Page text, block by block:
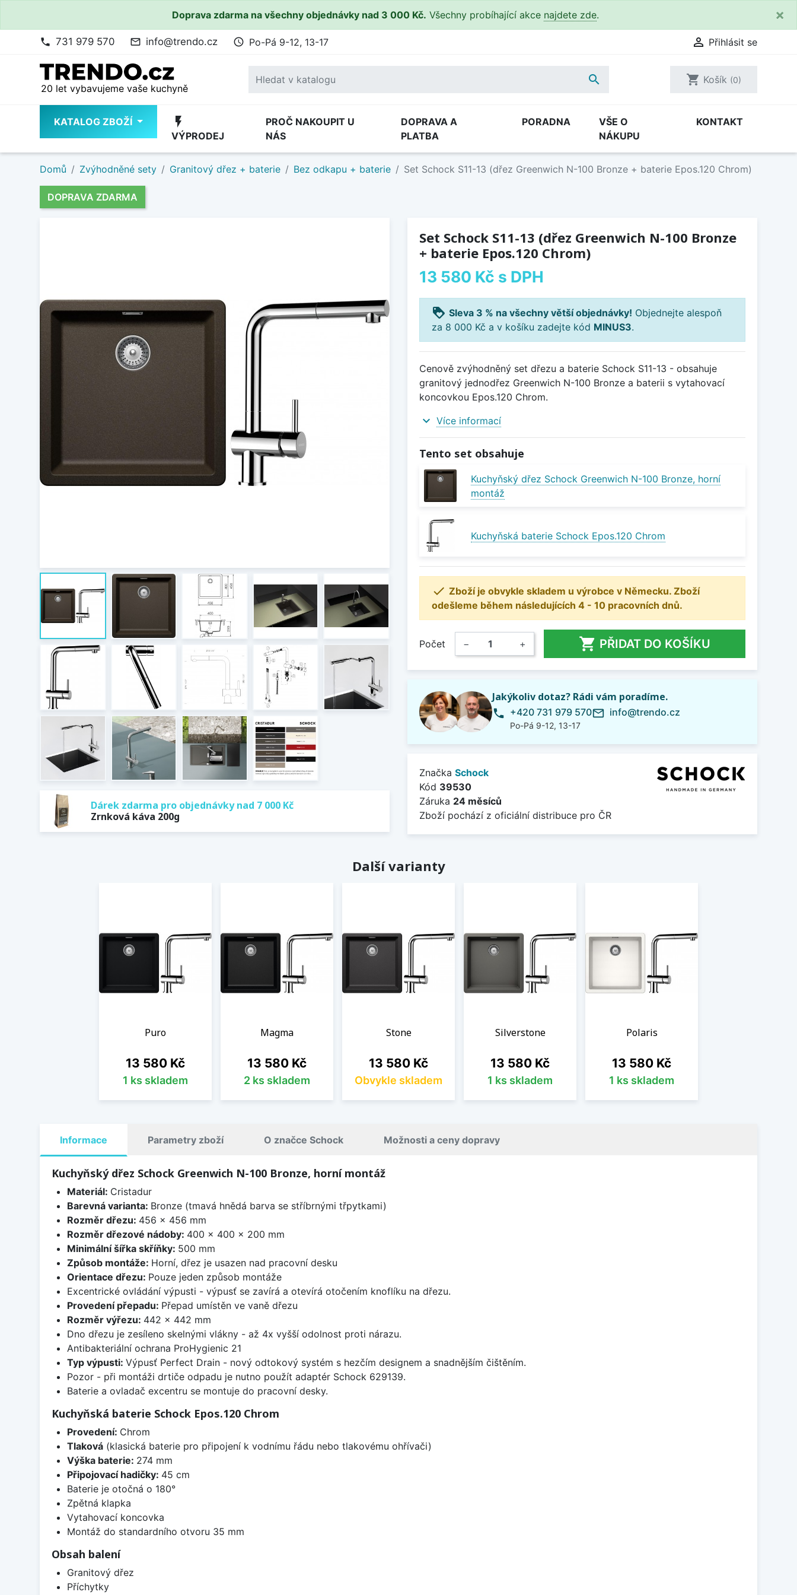
Doprava zdarma na všechny objednávky nad 3 000 Kč. Všechny probíhající akce najdete zde. ×
phone 731 979 570 mail_outline info@trendo.cz access_time Po-Pá 9-12, 13-17  Přihlásit se
20 let vybavujeme vaše kuchyně
 shopping_cart Košík (0)
KATALOG ZBOŽÍ flash_on
VÝPRODEJ
PROČ NAKOUPIT U
NÁS
DOPRAVA A
PLATBA
PORADNA
VŠE O
NÁKUPU
KONTAKT
Domů Zvýhodněné sety Granitový dřez + baterie Bez odkapu + baterie Set Schock S11-13 (dřez Greenwich N-100 Bronze + baterie Epos.120 Chrom)
DOPRAVA ZDARMA
Dárek zdarma pro objednávky nad 7 000 Kč
Zrnková káva 200g
Set Schock S11-13 (dřez Greenwich N-100 Bronze
+ baterie Epos.120 Chrom)
13 580 Kč s DPH
loyalty Sleva 3 % na všechny větší objednávky! Objednejte alespoň
za 8 000 Kč a v košíku zadejte kód MINUS3.
Cenově zvýhodněný set dřezu a baterie Schock S11-13 - obsahuje
granitový jednodřez Greenwich N-100 Bronze a baterii s vytahovací
koncovkou Epos.120 Chrom.
expand_more Více informací
Tento set obsahuje
Kuchyňský dřez Schock Greenwich N-100 Bronze, horní
montáž
Kuchyňská baterie Schock Epos.120 Chrom
 Zboží je obvykle skladem u výrobce v Německu. Zboží
odešleme během následujících 4 - 10 pracovních dnů.
Počet − +  PŘIDAT DO KOŠÍKU
Jakýkoliv dotaz? Rádi vám poradíme.
phone +420 731 979 570
Po-Pá 9-12, 13-17
mail_outline info@trendo.cz
Značka Schock
Kód 39530
Záruka 24 měsíců
Zboží pochází z oficiální distribuce pro ČR
Další varianty
Puro
Cena
13 580 Kč
1 ks skladem
Magma
Cena
13 580 Kč
2 ks skladem
Stone
Cena
13 580 Kč
Obvykle skladem
Silverstone
Cena
13 580 Kč
1 ks skladem
Polaris
Cena
13 580 Kč
1 ks skladem
Informace Parametry zboží O značce Schock Možnosti a ceny dopravy
Kuchyňský dřez Schock Greenwich N-100 Bronze, horní montáž
Materiál: Cristadur
Barevná varianta: Bronze (tmavá hnědá barva se stříbrnými třpytkami)
Rozměr dřezu: 456 x 456 mm
Rozměr dřezové nádoby: 400 x 400 x 200 mm
Minimální šířka skříňky: 500 mm
Způsob montáže: Horní, dřez je usazen nad pracovní desku
Orientace dřezu: Pouze jeden způsob montáže
Excentrické ovládání výpusti - výpusť se zavírá a otevírá otočením knoflíku na dřezu.
Provedení přepadu: Přepad umístěn ve vaně dřezu
Rozměr výřezu: 442 x 442 mm
Dno dřezu je zesíleno skelnými vlákny - až 4x vyšší odolnost proti nárazu.
Antibakteriální ochrana ProHygienic 21
Typ výpusti: Výpusť Perfect Drain - nový odtokový systém s hezčím designem a snadnějším čištěním.
Pozor - při montáži drtiče odpadu je nutno použít adaptér Schock 629139.
Baterie a ovladač excentru se montuje do pracovní desky.
Kuchyňská baterie Schock Epos.120 Chrom
Provedení: Chrom
Tlaková(klasická baterie pro připojení k vodnímu řádu nebo tlakovému ohřívači)
Výška baterie: 274 mm
Připojovací hadičky: 45 cm
Baterie je otočná o 180°
Zpětná klapka
Vytahovací koncovka
Montáž do standardního otvoru 35 mm
Obsah balení
Granitový dřez
Příchytky